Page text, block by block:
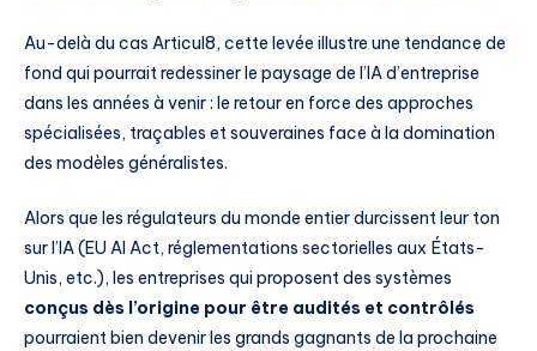
Au-delà du cas Articul8, cette levée illustre une tendance de
fond qui pourrait redessiner le paysage de l’IA d’entreprise
dans les années à venir : le retour en force des approches
spécialisées, traçables et souveraines face à la domination
des modèles généralistes.
Alors que les régulateurs du monde entier durcissent leur ton
sur l’IA (EU AI Act, réglementations sectorielles aux États-
Unis, etc.), les entreprises qui proposent des systèmes
conçus dès l’origine pour être audités et contrôlés
pourraient bien devenir les grands gagnants de la prochaine